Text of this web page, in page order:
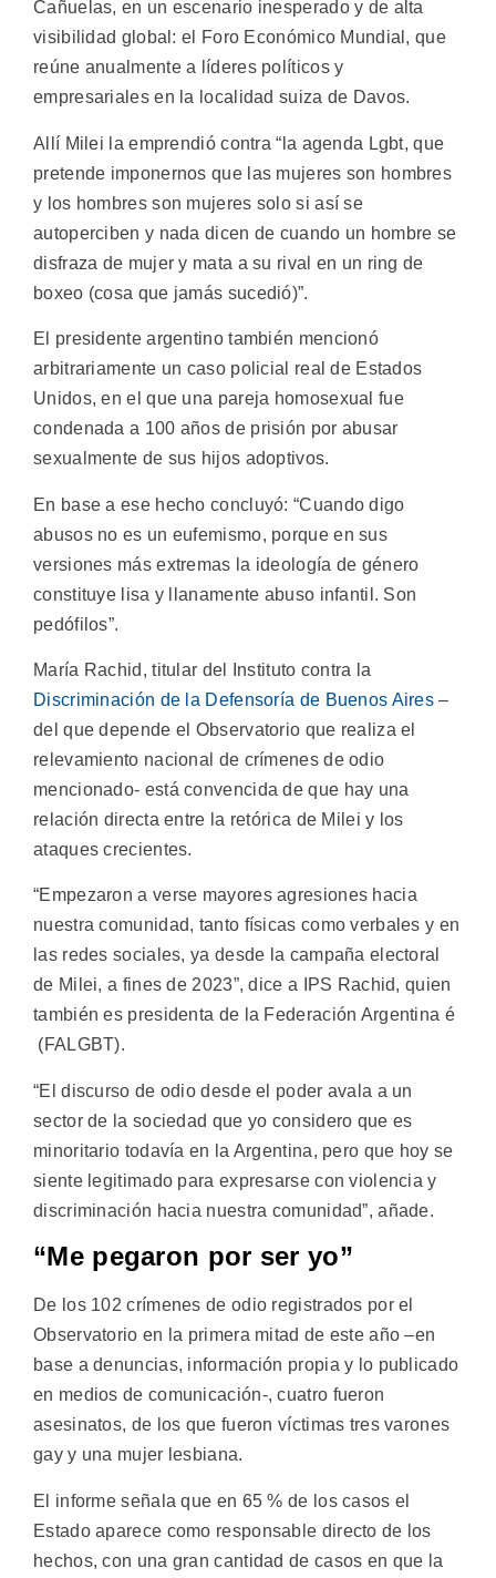
Cañuelas, en un escenario inesperado y de alta
visibilidad global: el Foro Económico Mundial, que
reúne anualmente a líderes políticos y
empresariales en la localidad suiza de Davos.
Allí Milei la emprendió contra “la agenda Lgbt, que
pretende imponernos que las mujeres son hombres
y los hombres son mujeres solo si así se
autoperciben y nada dicen de cuando un hombre se
disfraza de mujer y mata a su rival en un ring de
boxeo (cosa que jamás sucedió)”.
El presidente argentino también mencionó
arbitrariamente un caso policial real de Estados
Unidos, en el que una pareja homosexual fue
condenada a 100 años de prisión por abusar
sexualmente de sus hijos adoptivos.
En base a ese hecho concluyó: “Cuando digo
abusos no es un eufemismo, porque en sus
versiones más extremas la ideología de género
constituye lisa y llanamente abuso infantil. Son
pedófilos”.
María Rachid, titular del Instituto contra la
Discriminación de la Defensoría de Buenos Aires –
del que depende el Observatorio que realiza el
relevamiento nacional de crímenes de odio
mencionado- está convencida de que hay una
relación directa entre la retórica de Milei y los
ataques crecientes.
“Empezaron a verse mayores agresiones hacia
nuestra comunidad, tanto físicas como verbales y en
las redes sociales, ya desde la campaña electoral
de Milei, a fines de 2023”, dice a IPS Rachid, quien
también es presidenta de la Federación Argentina é
(FALGBT).
“El discurso de odio desde el poder avala a un
sector de la sociedad que yo considero que es
minoritario todavía en la Argentina, pero que hoy se
siente legitimado para expresarse con violencia y
discriminación hacia nuestra comunidad”, añade.
“Me pegaron por ser yo”
De los 102 crímenes de odio registrados por el
Observatorio en la primera mitad de este año –en
base a denuncias, información propia y lo publicado
en medios de comunicación-, cuatro fueron
asesinatos, de los que fueron víctimas tres varones
gay y una mujer lesbiana.
El informe señala que en 65 % de los casos el
Estado aparece como responsable directo de los
hechos, con una gran cantidad de casos en que la